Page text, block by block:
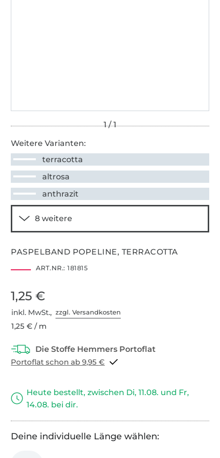
Weitere Varianten:
terracotta
altrosa
anthrazit
PASPELBAND POPELINE, TERRACOTTA
ART.NR.: 181815
1,25 €
inkl. MwSt.,zzgl. Versandkosten
1,25 € / m
Portoflat schon ab 9,95 €
Heute bestellt, zwischen Di, 11.08. und Fr,
14.08. bei dir.
Deine individuelle Länge wählen: